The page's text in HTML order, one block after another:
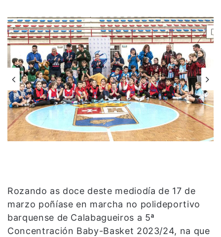
Rozando as doce deste mediodía de 17 de
marzo poñíase en marcha no polideportivo
barquense de Calabagueiros a 5ª
Concentración Baby-Basket 2023/24, na que